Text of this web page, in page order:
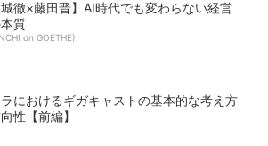
城徹×藤田晋】AI時代でも変わらない経営
質
on GOETHE)
におけるギガキャストの基本的な考え方
性【前編】